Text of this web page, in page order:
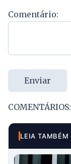
Comentário:
Enviar
COMENTÁRIOS:
LEIA TAMBÉM